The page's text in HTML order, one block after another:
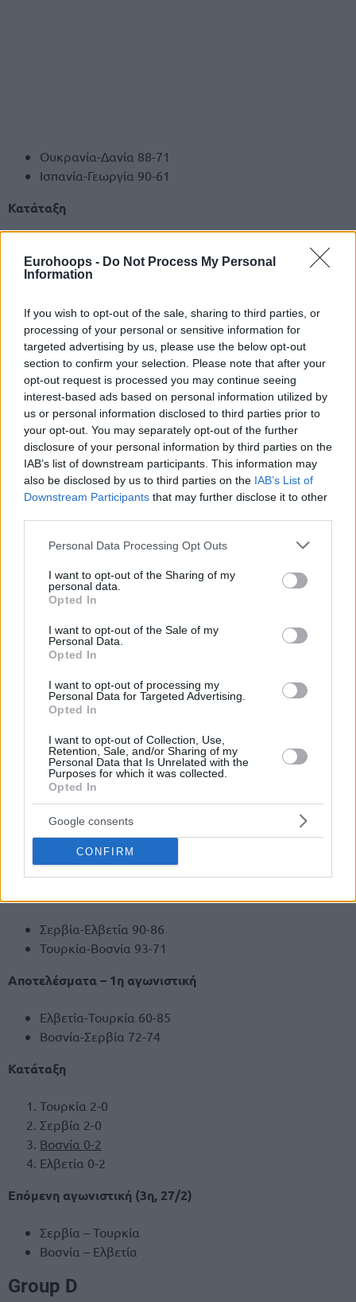
Eurohoops - Do Not Process My Personal
Information
If you wish to opt-out of the sale, sharing to third parties, or
processing of your personal or sensitive information for
targeted advertising by us, please use the below opt-out
section to confirm your selection. Please note that after your
opt-out request is processed you may continue seeing
interest-based ads based on personal information utilized by
us or personal information disclosed to third parties prior to
your opt-out. You may separately opt-out of the further
disclosure of your personal information by third parties on the
IAB’s list of downstream participants. This information may
also be disclosed by us to third parties on the IAB’s List of
Downstream Participants that may further disclose it to other
Please note that this website/app uses one or more Google
not limited to your visit or usage behaviour. You may click to
grant or deny consent to Google and its third-party tags to
use your data for below specified purposes in below Google
consent section.
Personal Data Processing Opt Outs
I want to opt-out of the Sharing of my
personal data.
Opted In
I want to opt-out of the Sale of my
Personal Data.
Opted In
I want to opt-out of processing my
Personal Data for Targeted Advertising.
Opted In
I want to opt-out of Collection, Use,
Retention, Sale, and/or Sharing of my
Personal Data that Is Unrelated with the
Purposes for which it was collected.
Opted In
Google consents
CONFIRM
Ουκρανία-Δανία 88-71
Ισπανία-Γεωργία 90-61
Κατάταξη
Ουκρανία 2-0
Δανία 0-2
Επόμενη αγωνιστική (3η, 27/2)
Δανία – Γεωργία
Ουκρανία – Ισπανία
Group B
Αποτελέσματα – 1η αγωνιστική
Ελλάδα-Ρουμανία 91-64
Μαυροβούνιο-Πορτογαλία 62-83
Αποτελέσματα – 2η αγωνιστική
Πορτογαλία – Ελλάδα 68-76
Ρουμανία – Μαυροβούνιο 75-80
Κατάταξη
Πορτογαλία 1-1
Μαυροβούνιο 1-1
Ρουμανία 0-2
Επόμενη αγωνιστική (3η, 27/2)
Ελλάδα – Μαυροβούνιο
Πορτογαλία – Ρουμανία
Group C
Σερβία-Ελβετία 90-86
Τουρκία-Βοσνία 93-71
Αποτελέσματα – 1η αγωνιστική
Ελβετία-Τουρκία 60-85
Βοσνία-Σερβία 72-74
Κατάταξη
Τουρκία 2-0
Σερβία 2-0
Βοσνία 0-2
Ελβετία 0-2
Επόμενη αγωνιστική (3η, 27/2)
Σερβία – Τουρκία
Βοσνία – Ελβετία
Group D